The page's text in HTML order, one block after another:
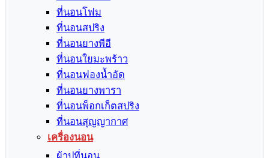
ที่นอนโฟม
ที่นอนสปริง
ที่นอนยางพีอี
ที่นอนใยมะพร้าว
ที่นอนฟองน้ำอัด
ที่นอนยางพารา
ที่นอนพ็อกเก็ตสปริง
ที่นอนสุญญากาศ
เครื่องนอน